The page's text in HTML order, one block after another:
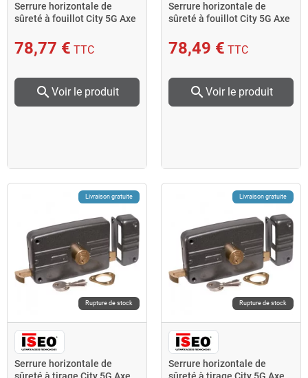
Serrure horizontale de
sûreté à fouillot City 5G Axe
78,77 € TTC
search Voir le produit
Serrure horizontale de
sûreté à fouillot City 5G Axe
78,49 € TTC
search Voir le produit
Livraison gratuite
Rupture de stock
Serrure horizontale de
Livraison gratuite
Rupture de stock
Serrure horizontale de